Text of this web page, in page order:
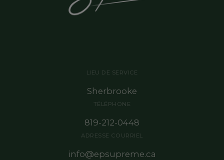
LIEU DE SERVICE
Sherbrooke
TÉLÉPHONE
819-212-0448
ADRESSE COURRIEL
info@epsupreme.ca